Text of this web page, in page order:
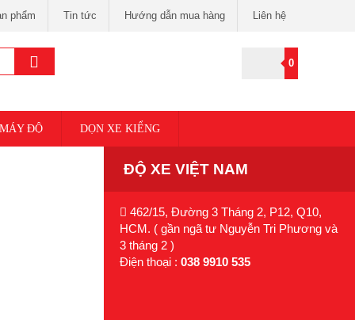
phẩm Tin tức Hướng dẫn mua hàng Liên hệ
0
ĐỘ DỌN XE KIỂNG
ĐỘ XE VIỆT NAM
462/15, Đường 3 Tháng 2, P12, Q10,
HCM. ( gần ngã tư Nguyễn Tri Phương và
3 tháng 2 )
Điện thoại : 038 9910 535